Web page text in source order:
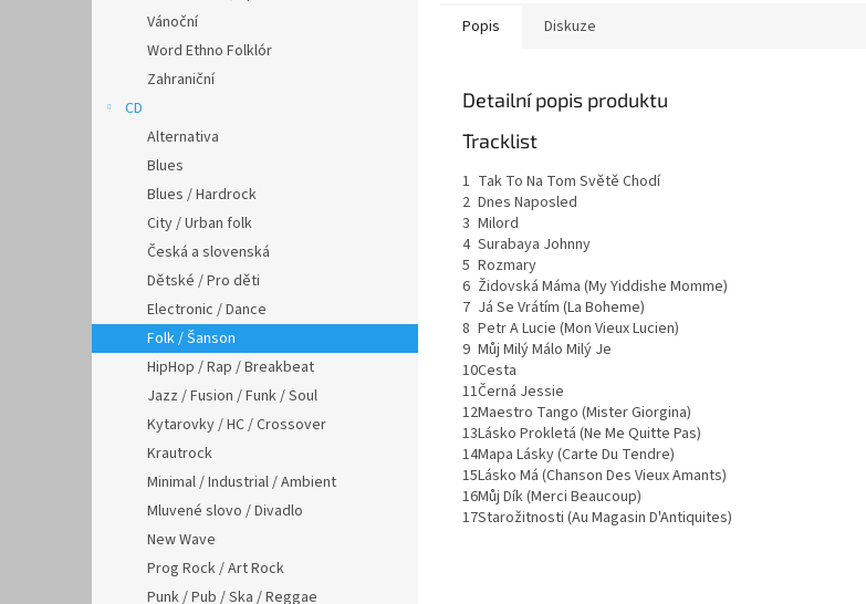
Vánoční
Word Ethno Folklór
Zahraniční
CD
Alternativa
Blues
Blues / Hardrock
City / Urban folk
Česká a slovenská
Dětské / Pro děti
Electronic / Dance
Folk / Šanson
HipHop / Rap / Breakbeat
Jazz / Fusion / Funk / Soul
Kytarovky / HC / Crossover
Krautrock
Minimal / Industrial / Ambient
Mluvené slovo / Divadlo
New Wave
Prog Rock / Art Rock
Punk / Pub / Ska / Reggae
Popis Diskuze
Detailní popis produktu
Tracklist
1 Tak To Na Tom Světě Chodí
2 Dnes Naposled
3 Milord
4 Surabaya Johnny
5 Rozmary
6 Židovská Máma (My Yiddishe Momme)
7 Já Se Vrátím (La Boheme)
8 Petr A Lucie (Mon Vieux Lucien)
9 Můj Milý Málo Milý Je
10Cesta
11Černá Jessie
12Maestro Tango (Mister Giorgina)
13Lásko Prokletá (Ne Me Quitte Pas)
14Mapa Lásky (Carte Du Tendre)
15Lásko Má (Chanson Des Vieux Amants)
16Můj Dík (Merci Beaucoup)
17Starožitnosti (Au Magasin D'Antiquites)